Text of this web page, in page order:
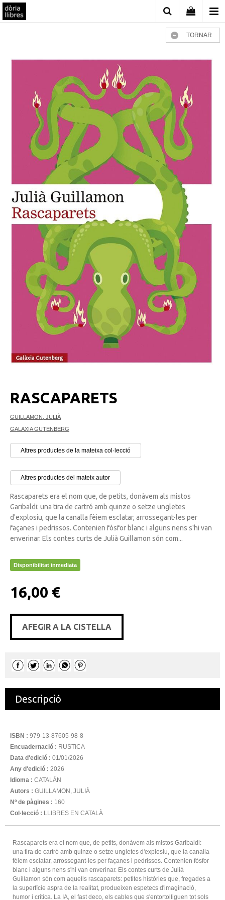
TORNAR
RASCAPARETS
GUILLAMON, JULIÀ
GALAXIA GUTENBERG
Altres productes de la mateixa col·lecció
Altres productes del mateix autor
Rascaparets era el nom que, de petits, donàvem als mistos
Garibaldi: una tira de cartró amb quinze o setze ungletes
d'explosiu, que la canalla fèiem esclatar, arrossegant-les per
façanes i pedrissos. Contenien fòsfor blanc i alguns nens s'hi van
enverinar. Els contes curts de Julià Guillamon són com...
Disponibilitat inmediata
16,00 €
AFEGIR A LA CISTELLA
Descripció
ISBN : 979-13-87605-98-8
Encuadernació : RUSTICA
Data d'edició : 01/01/2026
Any d'edició : 2026
Idioma : CATALÁN
Autors : GUILLAMON, JULIÀ
Nº de pàgines : 160
Col·lecció : LLIBRES EN CATALÀ
Rascaparets era el nom que, de petits, donàvem als mistos Garibaldi:
una tira de cartró amb quinze o setze ungletes d'explosiu, que la canalla
fèiem esclatar, arrossegant-les per façanes i pedrissos. Contenien fòsfor
blanc i alguns nens s'hi van enverinar. Els contes curts de Julià
Guillamon són com aquells rascaparets: petites històries que, fregades a
la superfície aspra de la realitat, produeixen espetecs d'imaginació,
humor i crítica. La IA, el fast deco, els cables que s'entortolliguen tot sols